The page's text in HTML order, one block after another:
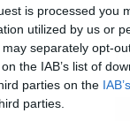
is processed you
utilized by us or
separately opt-
the IAB’s list of
parties on the
parties.